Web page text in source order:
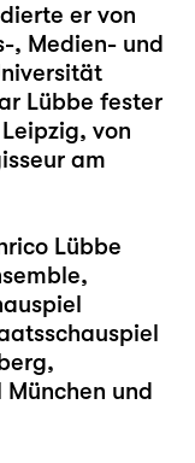
er von
, Medien- und
Lübbe fester
von
am
Lübbe
und